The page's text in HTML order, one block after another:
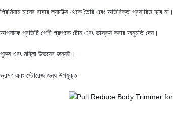
প্রিমিয়াম মানের রাবার ল্যাটেক্স থেকে তৈরি এবং অতিরিক্ত প্রসারিত হবে না।
আপনাকে প্রতিটি পেশী গ্রুপকে টোন এবং ভাস্কর্য করার অনুমতি দেয়।
পুরুষ এবং মহিলা উভয়ের জন্যই।
ভ্রমণ এবং স্টোরেজ জন্য উপযুক্ত